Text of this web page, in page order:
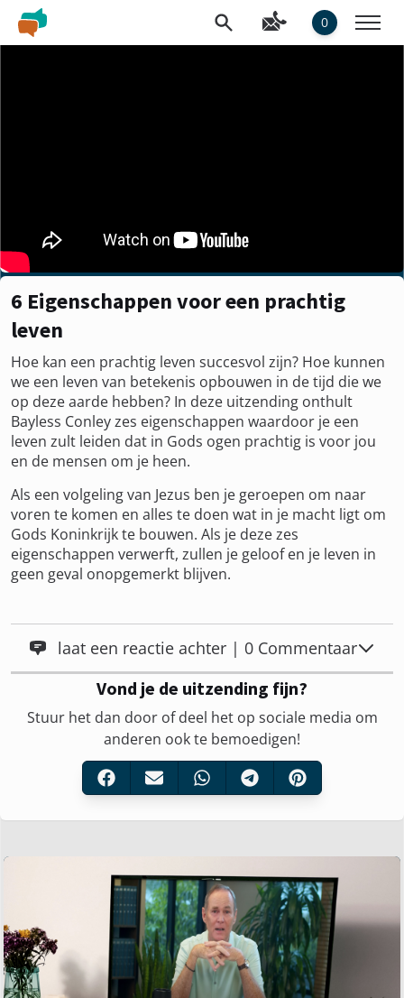
0
6 Eigenschappen voor een prachtig
leven
Hoe kan een prachtig leven succesvol zijn? Hoe kunnen
we een leven van betekenis opbouwen in de tijd die we
op deze aarde hebben? In deze uitzending onthult
Bayless Conley zes eigenschappen waardoor je een
leven zult leiden dat in Gods ogen prachtig is voor jou
en de mensen om je heen.
Als een volgeling van Jezus ben je geroepen om naar
voren te komen en alles te doen wat in je macht ligt om
Gods Koninkrijk te bouwen. Als je deze zes
eigenschappen verwerft, zullen je geloof en je leven in
geen geval onopgemerkt blijven.
laat een reactie achter | 0 Commentaar
Vond je de uitzending fijn?
Stuur het dan door of deel het op sociale media om
anderen ook te bemoedigen!